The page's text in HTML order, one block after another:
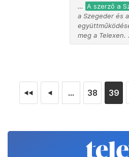
… A szerző a
a Szegeder és
meg a Telexen.
◄◄ ◄ ... 38 39